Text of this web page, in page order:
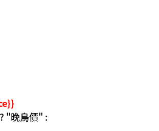
"晚鳥價" :